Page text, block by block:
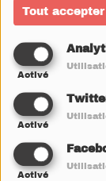
Tout accepter
Activé
Activé
Activé